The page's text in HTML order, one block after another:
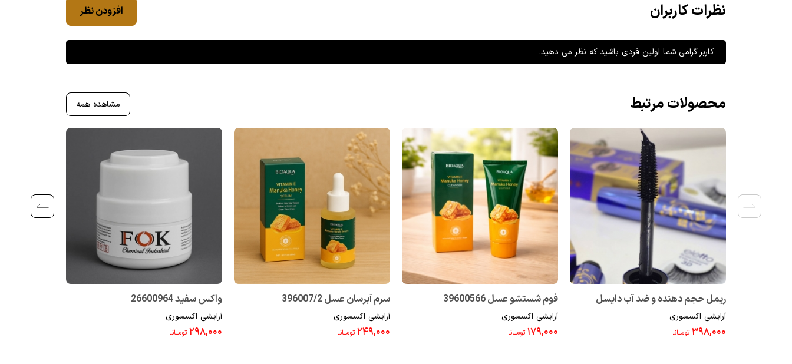
نظرات کاربران افزودن نظر
کاربر گرامی شما اولین فردی باشید که نظر می دهید.
محصولات مرتبط مشاهده همه
ریمل حجم دهنده و ضد آب دایسل
4710015
آرایشی اکسسوری
۳۹۸,۰۰۰ تومــانـ
فوم شستشو عسل 39600566
آرایشی اکسسوری
۱۷۹,۰۰۰ تومــانـ
سرم آبرسان عسل 396007/2
آرایشی اکسسوری
۲۴۹,۰۰۰ تومــانـ
واکس سفید 26600964
آرایشی اکسسوری
۲۹۸,۰۰۰ تومــانـ